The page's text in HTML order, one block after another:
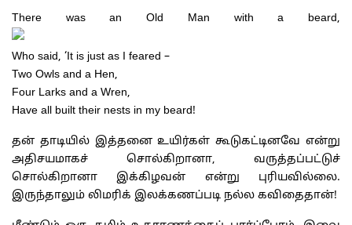
There was an Old Man with a beard,
Who said, ‘It is just as I feared –
Two Owls and a Hen,
Four Larks and a Wren,
Have all built their nests in my beard!
தன் தாடியில் இத்தனை உயிர்கள் கூடுகட்டினவே என்று
அதிசயமாகச் சொல்கிறானா, வருத்தப்பட்டுச்
சொல்கிறானா இக்கிழவன் என்று புரியவில்லை.
இருந்தாலும் லிமரிக் இலக்கணப்படி நல்ல கவிதைதான்!